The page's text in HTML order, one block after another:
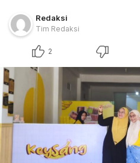
Redaksi
Tim Redaksi
2